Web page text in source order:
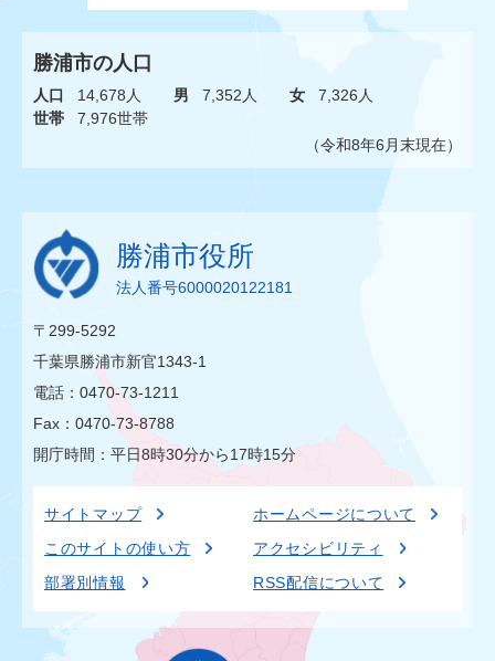
勝浦市の人口
人口 14,678人 男 7,352人 女
7,326人
世帯
7,976世帯
（令和8年6月末現在）
勝浦市役所
法人番号6000020122181
〒299-5292
千葉県勝浦市新官1343-1
電話：0470-73-1211
Fax：0470-73-8788
開庁時間：平日8時30分から17時15分
サイトマップ
ホームページについて
このサイトの使い方
アクセシビリティ
部署別情報
RSS配信について